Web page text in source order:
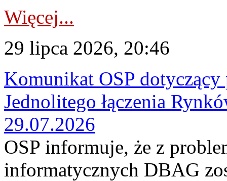
Więcej...
29 lipca 2026, 20:46
Komunikat OSP
Jednolitego łączenia
29.07.2026
OSP informuje, że z
informatycznych DBAG